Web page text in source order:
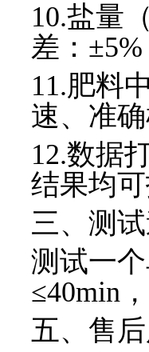
10.盐量
差：±5%
11.肥料
速、准
12.数据
结果均
三、测
测试一
≤40min
五、售